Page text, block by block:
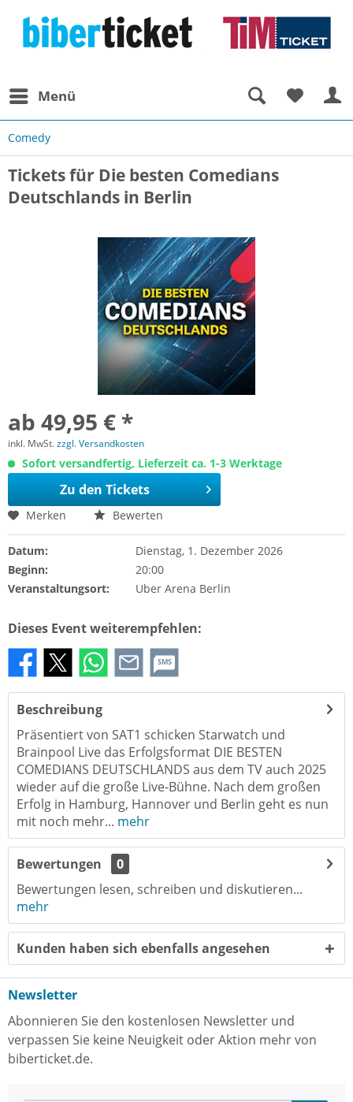
Menü
Comedy
Tickets für Die besten Comedians
Deutschlands in Berlin
ab 49,95 € *
inkl. MwSt.zzgl. Versandkosten
Sofort versandfertig, Lieferzeit ca. 1-3 Werktage
Zu den Tickets
Merken Bewerten
Datum:
Dienstag, 1. Dezember 2026
Beginn:
20:00
Veranstaltungsort:
Uber Arena Berlin
Dieses Event weiterempfehlen:
SMS
Beschreibung
Präsentiert von SAT1 schicken Starwatch und
Brainpool Live das Erfolgsformat DIE BESTEN
COMEDIANS DEUTSCHLANDS aus dem TV auch 2025
wieder auf die große Live-Bühne. Nach dem großen
Erfolg in Hamburg, Hannover und Berlin geht es nun
mit noch mehr... mehr
Bewertungen
0
Bewertungen lesen, schreiben und diskutieren...
mehr
Kunden haben sich ebenfalls angesehen
Newsletter
Abonnieren Sie den kostenlosen Newsletter und
verpassen Sie keine Neuigkeit oder Aktion mehr von
biberticket.de.